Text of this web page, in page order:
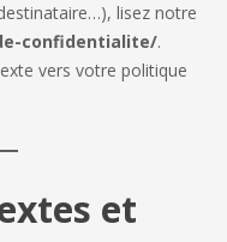
lisez notre
confidentialite/.
vers votre politique
et